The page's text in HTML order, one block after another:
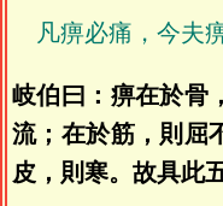
凡痹必痛，今夫
岐伯曰：痹在於骨
流；在於筋，則屈
皮，則寒。故具此